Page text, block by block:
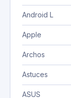
Android L
Apple
Archos
Astuces
ASUS